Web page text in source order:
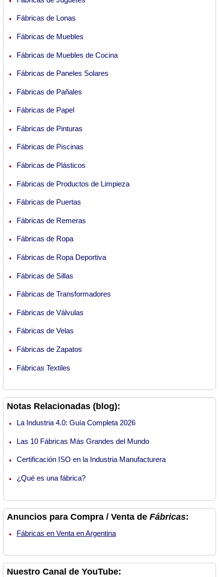
Fábricas de Lonas
Fábricas de Muebles
Fábricas de Muebles de Cocina
Fábricas de Paneles Solares
Fábricas de Pañales
Fábricas de Papel
Fábricas de Pinturas
Fábricas de Piscinas
Fábricas de Plásticos
Fábricas de Productos de Limpieza
Fábricas de Puertas
Fábricas de Remeras
Fábricas de Ropa
Fábricas de Ropa Deportiva
Fábricas de Sillas
Fábricas de Transformadores
Fábricas de Válvulas
Fábricas de Velas
Fábricas de Zapatos
Fábricas Textiles
Notas Relacionadas (blog):
La Industria 4.0: Guía Completa 2026
Las 10 Fábricas Más Grandes del Mundo
Certificación ISO en la Industria Manufacturera
¿Qué es una fábrica?
Anuncios para Compra / Venta de Fábricas:
Fábricas en Venta en Argentina
Nuestro Canal de YouTube: